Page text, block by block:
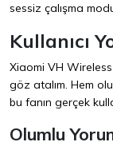
sessiz çalışma
Kullanıcı
Xiaomi VH Wireless
göz atalım. Hem
bu fanın gerçek
Olumlu